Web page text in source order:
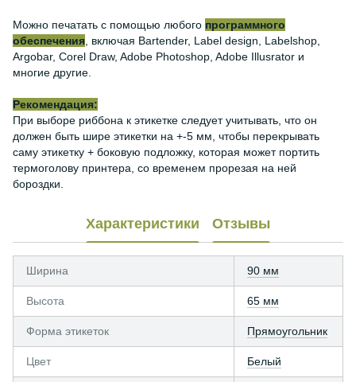
Можно печатать с помощью любого программного
обеспечения , включая Bartender, Label design, Labelshop,
Argobar, Corel Draw, Adobe Photoshop, Adobe Illusrator и
многие другие.
Рекомендация:
При выборе риббона к этикетке следует учитывать, что он
должен быть шире этикетки на +-5 мм, чтобы перекрывать
саму этикетку + боковую подложку, которая может портить
термоголову принтера, со временем прорезая на ней
бороздки.
Характеристики Отзывы
Ширина 90 мм
Высота 65 мм
Форма этикеток Прямоугольник
Цвет Белый